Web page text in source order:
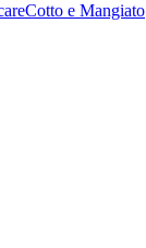
Cotto e Mangiato